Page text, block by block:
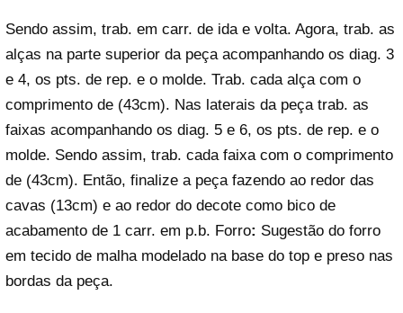
Sendo assim, trab. em carr. de ida e volta. Agora, trab. as
alças na parte superior da peça acompanhando os diag. 3
e 4, os pts. de rep. e o molde. Trab. cada alça com o
comprimento de (43cm). Nas laterais da peça trab. as
faixas acompanhando os diag. 5 e 6, os pts. de rep. e o
molde. Sendo assim, trab. cada faixa com o comprimento
de (43cm). Então, finalize a peça fazendo ao redor das
cavas (13cm) e ao redor do decote como bico de
acabamento de 1 carr. em p.b. Forro: Sugestão do forro
em tecido de malha modelado na base do top e preso nas
bordas da peça.